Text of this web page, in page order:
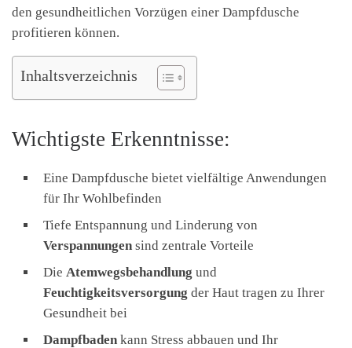
den gesundheitlichen Vorzügen einer Dampfdusche
profitieren können.
Inhaltsverzeichnis
Wichtigste Erkenntnisse:
Eine Dampfdusche bietet vielfältige Anwendungen
für Ihr Wohlbefinden
Tiefe Entspannung und Linderung von
Verspannungen sind zentrale Vorteile
Die Atemwegsbehandlung und
Feuchtigkeitsversorgung der Haut tragen zu Ihrer
Gesundheit bei
Dampfbaden kann Stress abbauen und Ihr